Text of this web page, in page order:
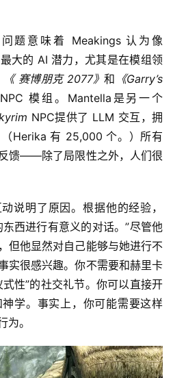
题意味着 Meakings 认为像
大的 AI 潜力，尤其是在模组领
《 赛博朋克 2077》和 《Garry’s
模组。Mantella是另一个
NPC提供了 LLM 交互，拥
Herika 有 25,000 个。）所有
馈——除了局限性之外，人们很
说明了原因。根据他的经验，
西进行有意义的对话。”尽管他
但他显然对自己能够与她进行不
实很感兴趣。你不需要和赫里卡
性”的社交礼节。你可以直接开
神学。事实上，你可能需要这样
。